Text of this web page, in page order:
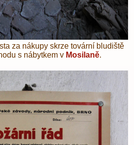
za nákupy skrze tovární bludiště
s nábytkem v Mosilaně.